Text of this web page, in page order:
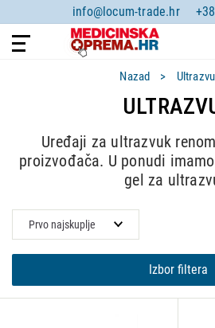
info@locum-trade.hr
Nazad
Uređaji za ultrazvuk
proizvođača. U ponudi
gel za
Izbor filtera